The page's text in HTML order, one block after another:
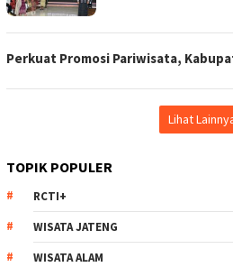
Perkuat Promosi Pariwisata,
Lihat
TOPIK POPULER
RCTI+
WISATA JATENG
WISATA ALAM